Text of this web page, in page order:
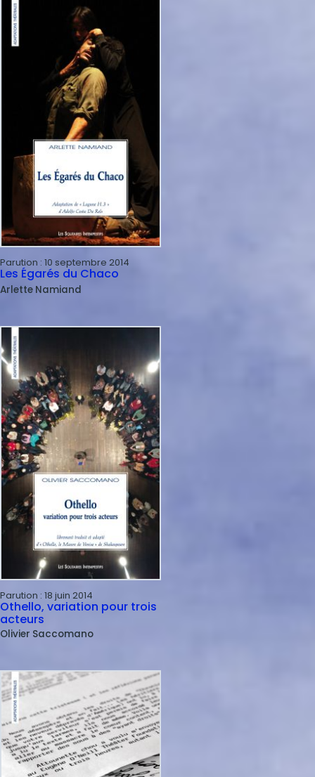
Parution : 10 septembre 2014
Les Égarés du Chaco
Arlette Namiand
Parution : 18 juin 2014
Othello, variation pour trois
acteurs
Olivier Saccomano